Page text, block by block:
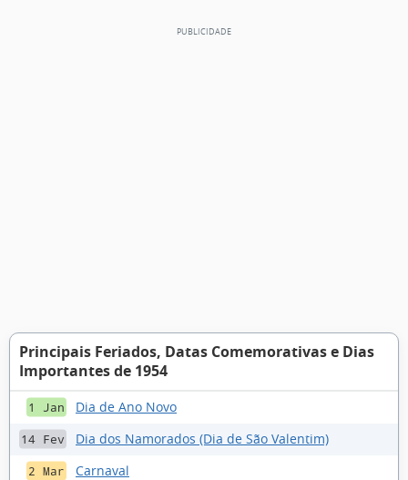
Principais Feriados, Datas Comemorativas e Dias
Importantes de 1954
1 Jan Dia de Ano Novo
14 Fev Dia dos Namorados (Dia de São Valentim)
2 Mar Carnaval